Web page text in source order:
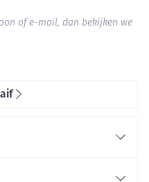
of e-mail, dan bekijken we